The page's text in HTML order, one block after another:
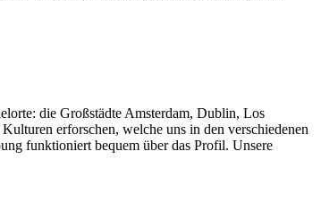
die Großstädte Amsterdam, Dublin, Los
erforschen, welche uns in den verschiedenen
funktioniert bequem über das Profil. Unsere